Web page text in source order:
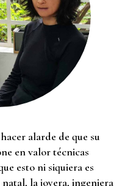
alarde de que su
en valor técnicas
esto ni siquiera es
la joyera, ingeniera